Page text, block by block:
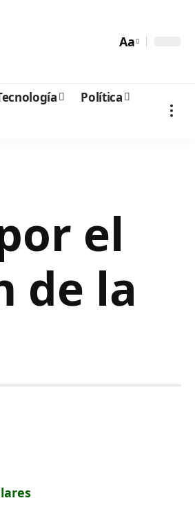
Aa
Política
el
de la